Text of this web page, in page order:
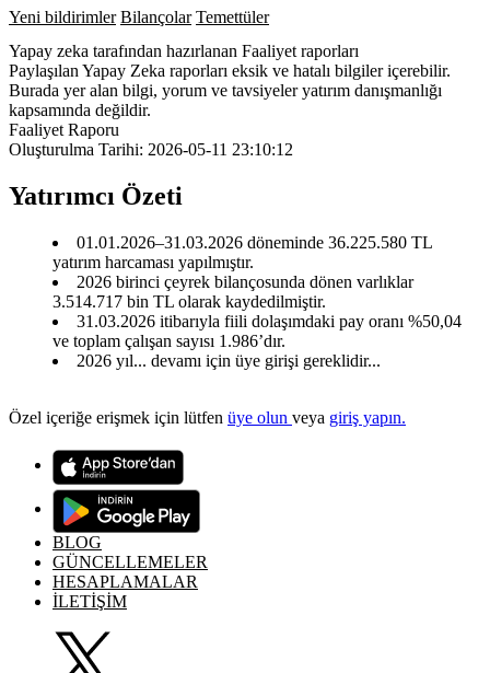
Yeni bildirimler Bilançolar Temettüler
Yapay zeka tarafından hazırlanan Faaliyet raporları
Paylaşılan Yapay Zeka raporları eksik ve hatalı bilgiler içerebilir.
Burada yer alan bilgi, yorum ve tavsiyeler yatırım danışmanlığı
kapsamında değildir.
Faaliyet Raporu
Oluşturulma Tarihi: 2026-05-11 23:10:12
Yatırımcı Özeti
01.01.2026–31.03.2026 döneminde 36.225.580 TL
yatırım harcaması yapılmıştır.
2026 birinci çeyrek bilançosunda dönen varlıklar
3.514.717 bin TL olarak kaydedilmiştir.
31.03.2026 itibarıyla fiili dolaşımdaki pay oranı %50,04
ve toplam çalışan sayısı 1.986’dır.
2026 yıl... devamı için üye girişi gereklidir...
Özel içeriğe erişmek için lütfen üye olun veya giriş yapın.
BLOG
GÜNCELLEMELER
HESAPLAMALAR
İLETİŞİM